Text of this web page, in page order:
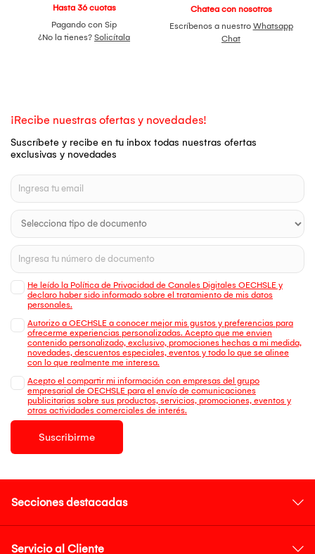
Hasta 36 cuotas
Pagando con Sip
¿No la tienes? Solicítala
Chatea con nosotros
Escríbenos a nuestro Whatsapp
Chat
¡Recibe nuestras ofertas y novedades!
Suscríbete y recibe en tu inbox todas nuestras ofertas
exclusivas y novedades
He leído la Política de Privacidad de Canales Digitales OECHSLE y
declaro haber sido informado sobre el tratamiento de mis datos
personales.
Autorizo a OECHSLE a conocer mejor mis gustos y preferencias para
ofrecerme experiencias personalizadas. Acepto que me envien
contenido personalizado, exclusivo, promociones hechas a mi medida,
novedades, descuentos especiales, eventos y todo lo que se alinee
con lo que realmente me interesa.
Acepto el compartir mi información con empresas del grupo
empresarial de OECHSLE para el envío de comunicaciones
publicitarias sobre sus productos, servicios, promociones, eventos y
otras actividades comerciales de interés.
Suscribirme
Secciones destacadas
Servicio al Cliente